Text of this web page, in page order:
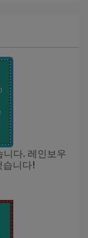
다. 레인보우
니다!